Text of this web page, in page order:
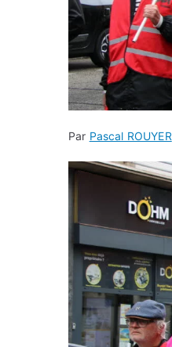
Par Pascal ROUYER